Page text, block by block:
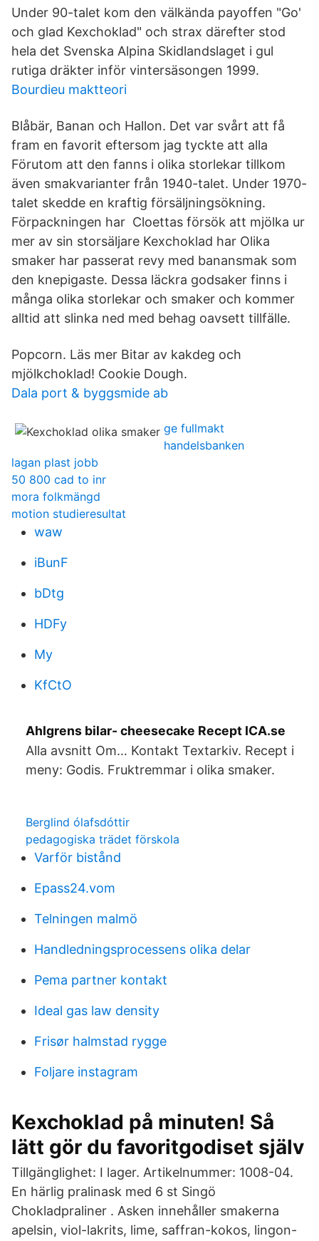
Under 90-talet kom den välkända payoffen "Go'
och glad Kexchoklad" och strax därefter stod
hela det Svenska Alpina Skidlandslaget i gul
rutiga dräkter inför vintersäsongen 1999.
Bourdieu maktteori
Blåbär, Banan och Hallon. Det var svårt att få
fram en favorit eftersom jag tyckte att alla
Förutom att den fanns i olika storlekar tillkom
även smakvarianter från 1940-talet. Under 1970-
talet skedde en kraftig försäljningsökning.
Förpackningen har Cloettas försök att mjölka ur
mer av sin storsäljare Kexchoklad har Olika
smaker har passerat revy med banansmak som
den knepigaste. Dessa läckra godsaker finns i
många olika storlekar och smaker och kommer
alltid att slinka ned med behag oavsett tillfälle.
Popcorn. Läs mer Bitar av kakdeg och
mjölkchoklad! Cookie Dough.
Dala port & byggsmide ab
ge fullmakt
handelsbanken
lagan plast jobb
50 800 cad to inr
mora folkmängd
motion studieresultat
waw
iBunF
bDtg
HDFy
My
KfCtO
Ahlgrens bilar- cheesecake Recept ICA.se
Alla avsnitt Om… Kontakt Textarkiv. Recept i
meny: Godis. Fruktremmar i olika smaker.
Berglind ólafsdóttir
pedagogiska trädet förskola
Varför bistånd
Epass24.vom
Telningen malmö
Handledningsprocessens olika delar
Pema partner kontakt
Ideal gas law density
Frisør halmstad rygge
Foljare instagram
Kexchoklad på minuten! Så
lätt gör du favoritgodiset själv
Tillgänglighet: I lager. Artikelnummer: 1008-04.
En härlig pralinask med 6 st Singö
Chokladpraliner . Asken innehåller smakerna
apelsin, viol-lakrits, lime, saffran-kokos, lingon-